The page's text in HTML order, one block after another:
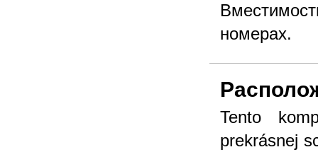
номерах.
Tento
prekrásnej